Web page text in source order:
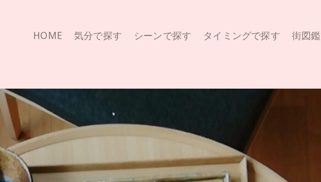
HOME 気分で探す シーンで探す タイミングで探す 街図鑑